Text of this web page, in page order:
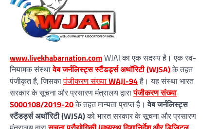
www.livekhabarnation.comWJAI का एक सदस्य है। एक स्व-
नियामक संस्थावेब जर्नलिस्ट्स स्टैंडर्ड्स अथॉरिटी (WJSA)के तहत
पंजीकृत है, जिसकापंजीकरण संख्याWAJI-94है। यह संस्था भारत
सरकार के सूचना और प्रसारण मंत्रालय द्वारापंजीकरण संख्या
S000108/2019-20के तहत मान्यता प्राप्त है।वेब जर्नलिस्ट्स
स्टैंडर्ड्स अथॉरिटी (WJSA)को भारत सरकार के सूचना और प्रसारण